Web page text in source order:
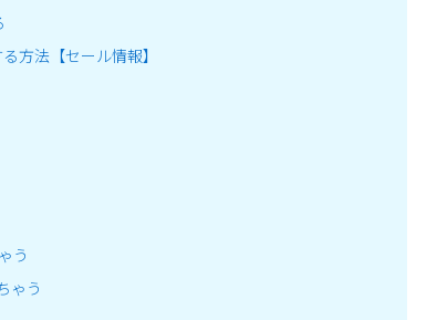
方法【セール情報】
う
ゃう